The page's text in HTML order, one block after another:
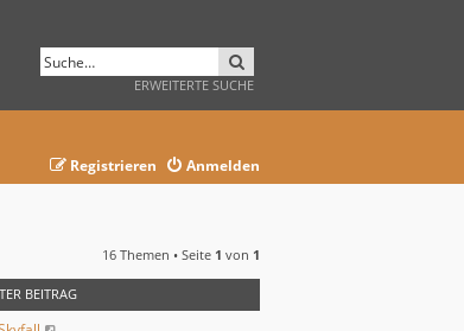
ERWEITERTE SUCHE
Anmelden
Registrieren
16 Themen • Seite 1 von 1
BEITRAG